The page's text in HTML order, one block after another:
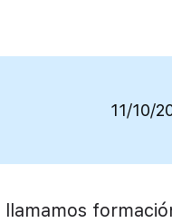
11/10/